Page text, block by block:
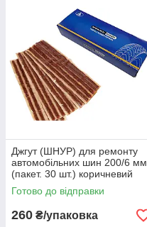
Джгут (ШНУР) для ремонту
автомобільних шин 200/6 мм
(пакет. 30 шт.) коричневий
Готово до відправки
260 ₴/упаковка